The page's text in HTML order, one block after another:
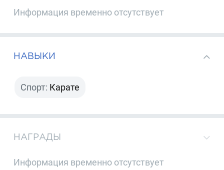
Информация временно отсутствует
НАВЫКИ
Спорт: Карате
НАГРАДЫ
Информация временно отсутствует